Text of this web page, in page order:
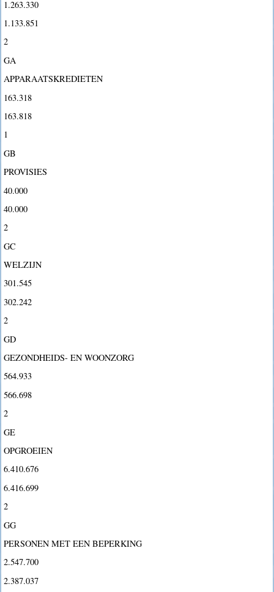
1.263.330
1.133.851
2
GA
APPARAATSKREDIETEN
163.318
163.818
1
GB
PROVISIES
40.000
40.000
2
GC
WELZIJN
301.545
302.242
2
GD
GEZONDHEIDS- EN WOONZORG
564.933
566.698
2
GE
OPGROEIEN
6.410.676
6.416.699
2
GG
PERSONEN MET EEN BEPERKING
2.547.700
2.387.037